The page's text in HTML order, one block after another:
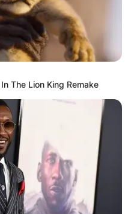
hogy valaki
megy neki az
Most
Ferencz Orsolya
ki Juhos Gábor mellett,
a keresztény-
szégyenének
The Lion King Remake